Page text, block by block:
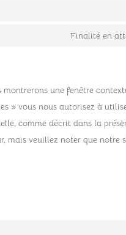
Finalité en
une fenêtre
» vous nous autorisez à
comme décrit dans la
mais veuillez noter que notre